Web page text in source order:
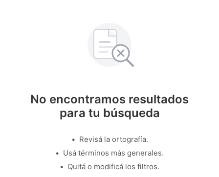
No encontramos resultados
para tu búsqueda
Revisá la ortografía.
Usá términos más generales.
Quitá o modificá los filtros.